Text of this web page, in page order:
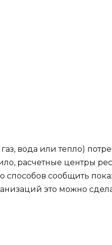
вода или тепло)
расчетные центры
сообщить
это можно